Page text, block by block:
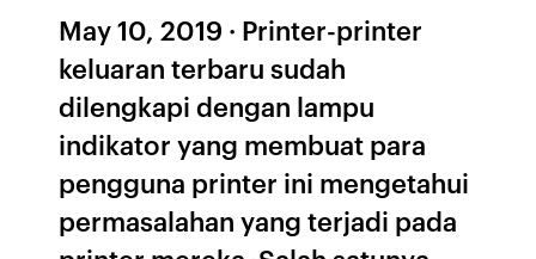
May 10, 2019 · Printer-printer
keluaran terbaru sudah
dilengkapi dengan lampu
indikator yang membuat para
pengguna printer ini mengetahui
permasalahan yang terjadi pada